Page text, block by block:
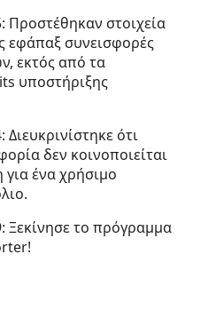
στοιχεία
εφάπαξ συνεισφορές
εκτός από τα
υποστήριξης
ότι
δεν κοινοποιείται
για ένα χρήσιμο
το πρόγραμμα